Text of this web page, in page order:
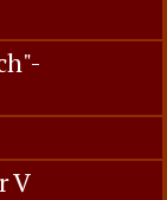
V